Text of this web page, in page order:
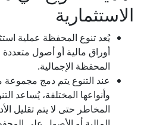
الاستثمارية
يُعد تنوع المحفظة عملية
أوراق مالية أو أصول
المحفظة الإجمالية.
عند التنوع يتم دمج
وأنواعها المختلفة، يُساعد
المخاطر حتى لا يتم تقليل